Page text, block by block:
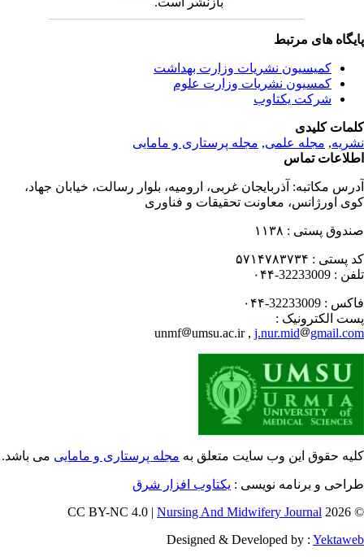
های مرتبط
کمیسیون نشریات وزارت بهداشت
کمسیون نشریات وزارت علوم
شرکت یکتاوب
کلیدی
,مجله علمی, مجله پرستاری و مامایی
تماس
مکاتبه:آذربایجان غربی، ارومیه، بلوار رسالت، خیابان جهاد،
اورژانس، معاونت تحقیقات و فناوری
پستی : ۱۱۳۸
پستی : ۵۷۱۴۷۸۳۷۳۴
: 32233009-۰۴۴
: 32233009-۰۴۴
الکترونیک :
unmf
umsu.ac.ir ,j.nur.mid
حقوق این وب سایت متعلق بهمجله پرستاری و ماماییمی باشد.
و برنامه نویسی : یکتاوب افزار شرق
©
Nursing And Midwifery Journal
Designed & Developed by :